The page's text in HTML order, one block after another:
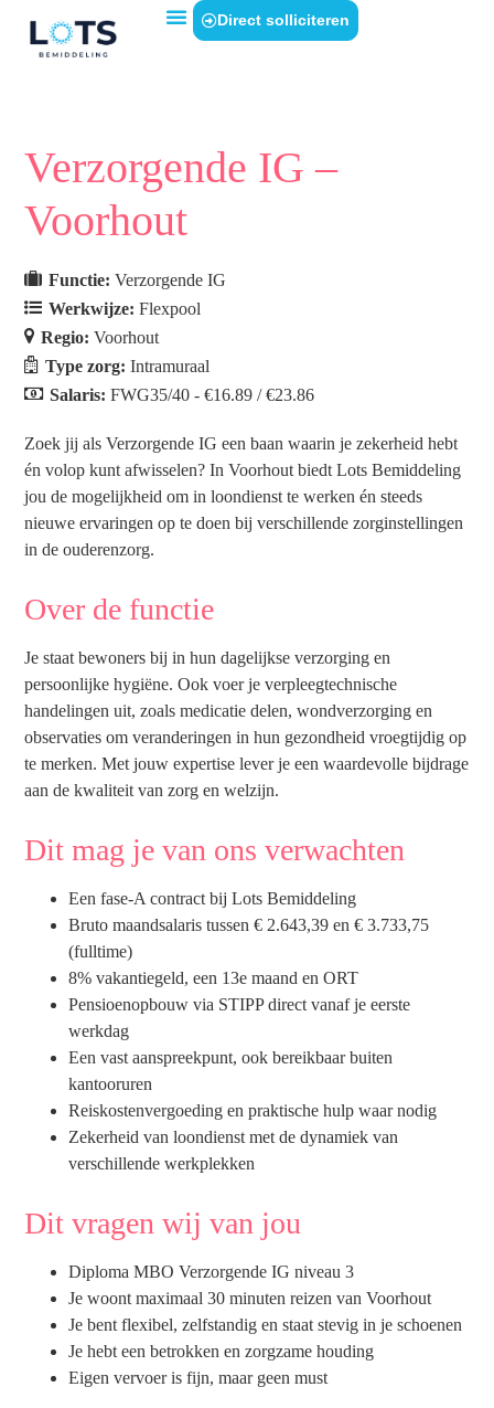
Direct solliciteren
Verzorgende IG –
Voorhout
Functie:Verzorgende IG
Werkwijze:Flexpool
Regio:Voorhout
Type zorg:Intramuraal
Salaris:FWG35/40 - €16.89 / €23.86
Zoek jij als Verzorgende IG een baan waarin je zekerheid hebt
én volop kunt afwisselen? In Voorhout biedt Lots Bemiddeling
jou de mogelijkheid om in loondienst te werken én steeds
nieuwe ervaringen op te doen bij verschillende zorginstellingen
in de ouderenzorg.
Over de functie
Je staat bewoners bij in hun dagelijkse verzorging en
persoonlijke hygiëne. Ook voer je verpleegtechnische
handelingen uit, zoals medicatie delen, wondverzorging en
observaties om veranderingen in hun gezondheid vroegtijdig op
te merken. Met jouw expertise lever je een waardevolle bijdrage
aan de kwaliteit van zorg en welzijn.
Dit mag je van ons verwachten
Een fase-A contract bij Lots Bemiddeling
Bruto maandsalaris tussen € 2.643,39 en € 3.733,75
(fulltime)
8% vakantiegeld, een 13e maand en ORT
Pensioenopbouw via STIPP direct vanaf je eerste
werkdag
Een vast aanspreekpunt, ook bereikbaar buiten
kantooruren
Reiskostenvergoeding en praktische hulp waar nodig
Zekerheid van loondienst met de dynamiek van
verschillende werkplekken
Dit vragen wij van jou
Diploma MBO Verzorgende IG niveau 3
Je woont maximaal 30 minuten reizen van Voorhout
Je bent flexibel, zelfstandig en staat stevig in je schoenen
Je hebt een betrokken en zorgzame houding
Eigen vervoer is fijn, maar geen must